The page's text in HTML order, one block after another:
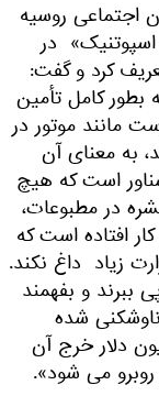
اجتماعی روسیه
در
کرد و گفت:
کامل تأمین
مانند موتور در
به معنای آن
است که هیچ
در مطبوعات،
افتاده است که
زیاد داغ نکند.
و بفهمند
شده
ها 4 میلیارد و 400 میلیون دلار خرج آن
می شود».